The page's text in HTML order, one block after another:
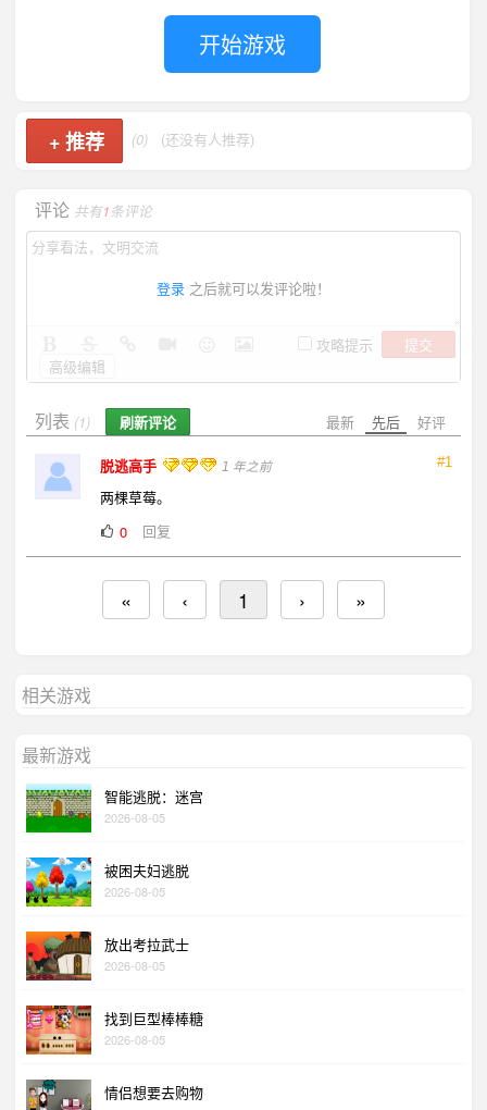
开始游戏
+推荐 (0) (还没有人推荐)
评论 共有1条评论
登录 之后就可以发评论啦！
攻略提示
提交
高级编辑
最新 先后 好评
列表 (1) 刷新评论
#1
脱逃高手 1 年之前
两棵草莓。
0
回复
« ‹ 1 › »
相关游戏
最新游戏
智能逃脱：迷宫
2026-08-05
被困夫妇逃脱
2026-08-05
放出考拉武士
2026-08-05
找到巨型棒棒糖
2026-08-05
情侣想要去购物